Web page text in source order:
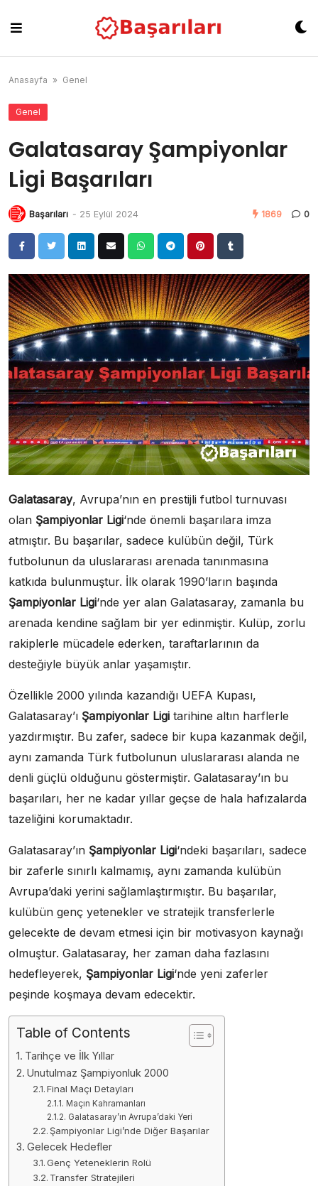
content
Anasayfa » Genel
Genel
Galatasaray Şampiyonlar
Ligi Başarıları
Başarıları - 25 Eylül 2024 1869 0
Galatasaray, Avrupa’nın en prestijli futbol turnuvası
olan Şampiyonlar Ligi‘nde önemli başarılara imza
atmıştır. Bu başarılar, sadece kulübün değil, Türk
futbolunun da uluslararası arenada tanınmasına
katkıda bulunmuştur. İlk olarak 1990’ların başında
Şampiyonlar Ligi‘nde yer alan Galatasaray, zamanla bu
arenada kendine sağlam bir yer edinmiştir. Kulüp, zorlu
rakiplerle mücadele ederken, taraftarlarının da
desteğiyle büyük anlar yaşamıştır.
Özellikle 2000 yılında kazandığı UEFA Kupası,
Galatasaray’ı Şampiyonlar Ligi tarihine altın harflerle
yazdırmıştır. Bu zafer, sadece bir kupa kazanmak değil,
aynı zamanda Türk futbolunun uluslararası alanda ne
denli güçlü olduğunu göstermiştir. Galatasaray’ın bu
başarıları, her ne kadar yıllar geçse de hala hafızalarda
tazeliğini korumaktadır.
Galatasaray’ın Şampiyonlar Ligi‘ndeki başarıları, sadece
bir zaferle sınırlı kalmamış, aynı zamanda kulübün
Avrupa’daki yerini sağlamlaştırmıştır. Bu başarılar,
kulübün genç yetenekler ve stratejik transferlerle
gelecekte de devam etmesi için bir motivasyon kaynağı
olmuştur. Galatasaray, her zaman daha fazlasını
hedefleyerek, Şampiyonlar Ligi‘nde yeni zaferler
peşinde koşmaya devam edecektir.
Table of Contents
Tarihçe ve İlk Yıllar
Unutulmaz Şampiyonluk 2000
Final Maçı Detayları
Maçın Kahramanları
Galatasaray’ın Avrupa’daki Yeri
Şampiyonlar Ligi’nde Diğer Başarılar
Gelecek Hedefler
Genç Yeteneklerin Rolü
Transfer Stratejileri